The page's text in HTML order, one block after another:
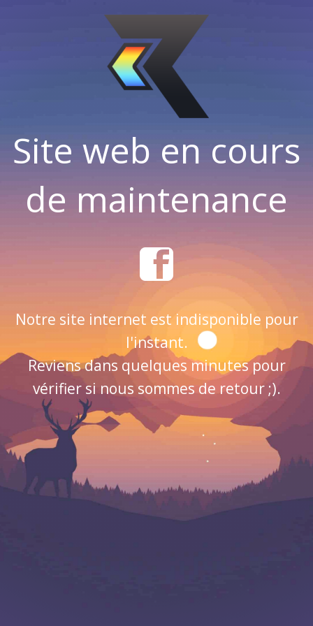
Site web en cours
de maintenance
Notre site internet est indisponible pour
l'instant.
Reviens dans quelques minutes pour
vérifier si nous sommes de retour ;).